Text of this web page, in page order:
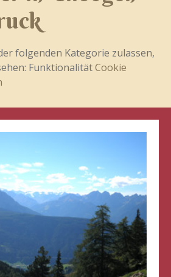
folgenden Kategorie zulassen,
FunktionalitätCookie